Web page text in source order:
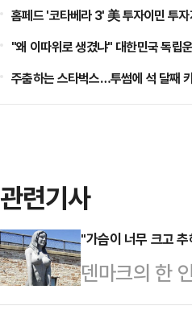
홈페드 '코타베라 3' 美 투자이민 투
"왜 이따위로 생겼냐" 대한민국 독립
주춤하는 스타벅스…투썸에 석 달째
관련기사
"가슴이 너무 크고
덴마크의 한
다.4일(현지